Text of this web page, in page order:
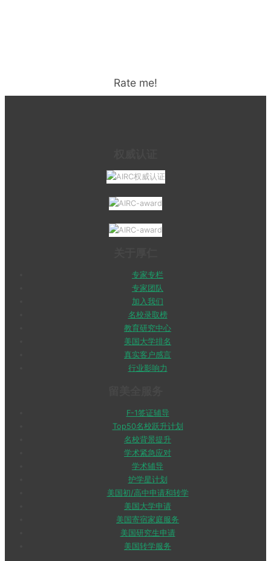
Rate me!
专家专栏
专家团队
加入我们
名校录取榜
教育研究中心
美国大学排名
真实客户感言
行业影响力
F-1签证辅导
Top50名校跃升计划
名校背景提升
学术紧急应对
学术辅导
护学星计划
美国初/高中申请和转学
美国大学申请
美国寄宿家庭服务
美国研究生申请
美国转学服务